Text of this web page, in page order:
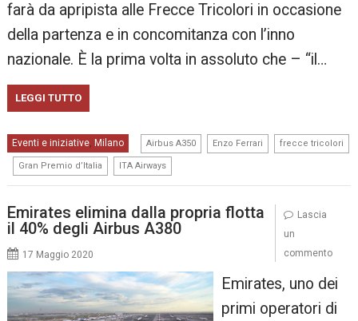
farà da apripista alle Frecce Tricolori in occasione
della partenza e in concomitanza con l’inno
nazionale. È la prima volta in assoluto che – “il…
LEGGI TUTTO
Eventi e iniziative, Milano Airbus A350 Enzo Ferrari frecce tricolori
Gran Premio d’Italia ITA Airways
Emirates elimina dalla propria flotta
il 40% degli Airbus A380
17 Maggio 2020
Emirates, uno dei
primi operatori di
Lascia
un
commento